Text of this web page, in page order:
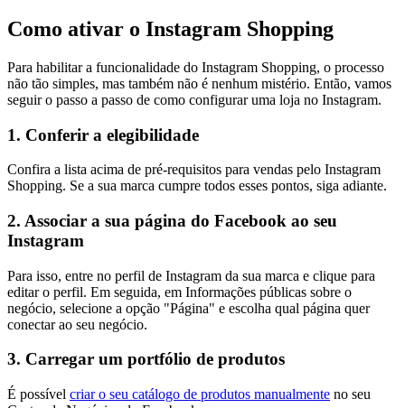
Como ativar o Instagram Shopping
Para habilitar a funcionalidade do Instagram Shopping, o processo
não tão simples, mas também não é nenhum mistério. Então, vamos
seguir o passo a passo de como configurar uma loja no Instagram.
1. Conferir a elegibilidade
Confira a lista acima de pré-requisitos para vendas pelo Instagram
Shopping. Se a sua marca cumpre todos esses pontos, siga adiante.
2. Associar a sua página do Facebook ao seu
Instagram
Para isso, entre no perfil de Instagram da sua marca e clique para
editar o perfil. Em seguida, em Informações públicas sobre o
negócio, selecione a opção "Página" e escolha qual página quer
conectar ao seu negócio.
3. Carregar um portfólio de produtos
É possível criar o seu catálogo de produtos manualmente no seu